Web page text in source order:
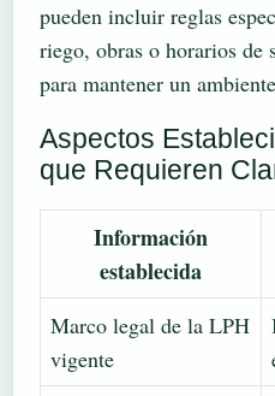
pueden incluir reglas
riego, obras o horarios de
para mantener un
Aspectos
que Requieren
Información
establecida
Marco legal de la LPH
vigente